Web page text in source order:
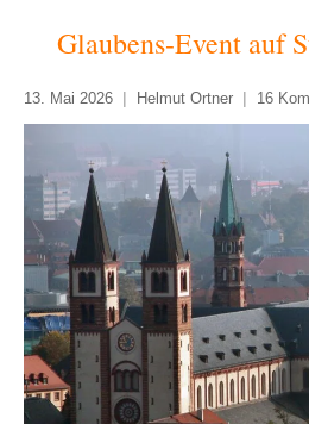
Glaubens-Event auf
13. Mai 2026 Helmut Ortner 16